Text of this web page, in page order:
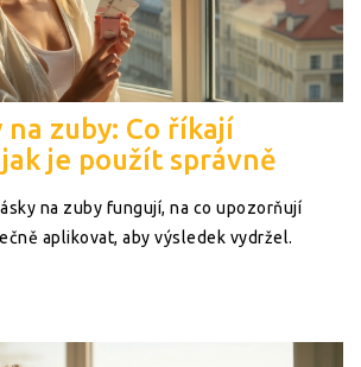
na zuby: Co říkají
je použít správně
na zuby fungují, na co upozorňují
aplikovat, aby výsledek vydržel.